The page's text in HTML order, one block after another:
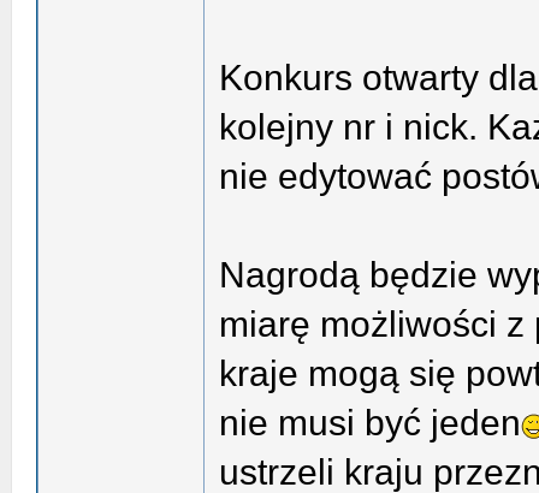
Konkurs otwarty
kolejny nr i nick.
nie edytować
Nagrodą będzie
miarę możliwości
kraje mogą się
nie musi być jeden
ustrzeli kraju